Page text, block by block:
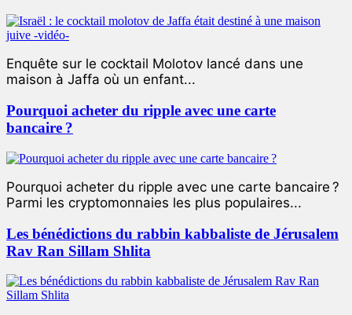
Enquête sur le cocktail Molotov lancé dans une
maison à Jaffa où un enfant...
Pourquoi acheter du ripple avec une carte
bancaire ?
Pourquoi acheter du ripple avec une carte bancaire ?
Parmi les cryptomonnaies les plus populaires...
Les bénédictions du rabbin kabbaliste de Jérusalem
Rav Ran Sillam Shlita